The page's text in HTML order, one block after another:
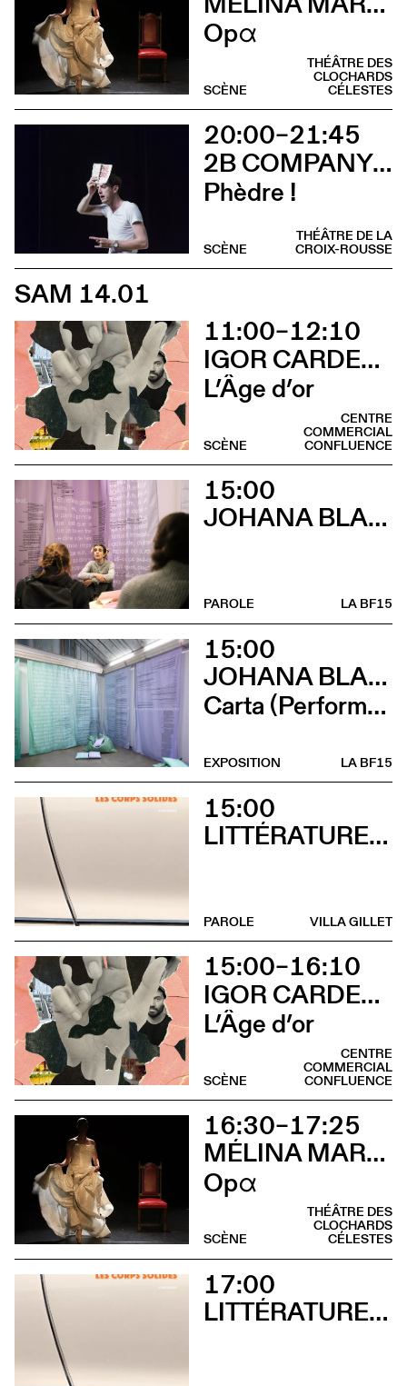
Opα
THÉÂTRE DES
CLOCHARDS
CÉLESTES
SCÈNE
20:00–21:45
2B COMPANY - FRANÇOIS GREMAUD
Phèdre !
THÉÂTRE DE LA
CROIX-ROUSSE
SCÈNE
SAM 14.01
11:00–12:10
IGOR CARDELLINI & TOMAS GONZALEZ
L’Âge d’or
CENTRE
COMMERCIAL
CONFLUENCE
SCÈNE
15:00
JOHANA BLANC
LA BF15
PAROLE
15:00
JOHANA BLANC ET SIMONE HOLLIGER
Carta (Performance de Johana Blanc)
LA BF15
EXPOSITION
15:00
LITTÉRATURES SUISSES
VILLA GILLET
PAROLE
15:00–16:10
IGOR CARDELLINI & TOMAS GONZALEZ
L’Âge d’or
CENTRE
COMMERCIAL
CONFLUENCE
SCÈNE
16:30–17:25
MÉLINA MARTIN
Opα
THÉÂTRE DES
CLOCHARDS
CÉLESTES
SCÈNE
17:00
LITTÉRATURES SUISSES